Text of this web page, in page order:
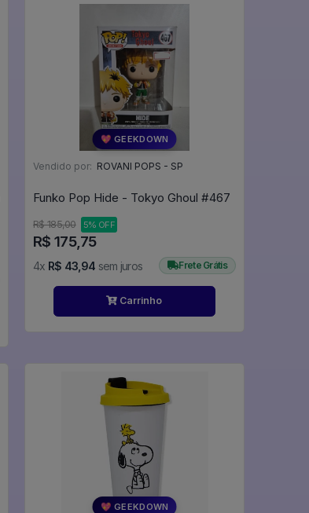
💖 GEEKDOWN
Vendido por: ROVANI POPS - SP
Funko Pop Hide - Tokyo Ghoul #467
R$ 185,00 5% OFF
R$ 175,75
4x R$ 43,94 sem juros Frete Grátis
Carrinho
💖 GEEKDOWN